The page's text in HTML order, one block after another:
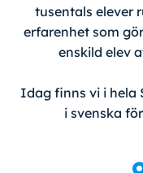
tusentals elever
erfarenhet som
enskild elev
Idag finns vi i hela
i svenska